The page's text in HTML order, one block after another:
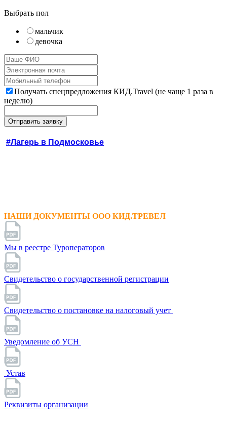
Выбрать пол
мальчик
девочка
Получать спецпредложения КИД.Travel (не чаще 1 раза в
неделю)
#Лагерь в Подмосковье
НАШИ ДОКУМЕНТЫ ООО КИД.ТРЕВЕЛ
Мы в реестре Туроператоров
Свидетельство о государственной регистрации
Свидетельство о постановке на налоговый учет
Уведомление об УСН
Устав
Реквизиты организации